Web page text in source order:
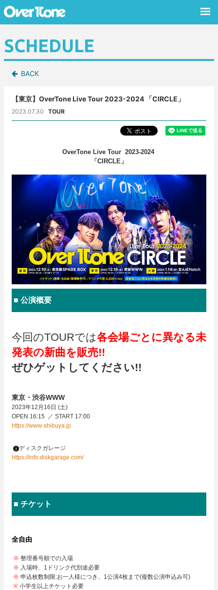
SCHEDULE
BACK
【東京】OverTone Live Tour 2023-2024 「CIRCLE」
2023.07.30 TOUR
OverTone Live Tour 2023-2024
「CIRCLE」​
■ 公演概要
今回のTOURでは各会場ごとに異なる未
発表の新曲を販売!!
ぜひゲットしてください!!
東京・渋谷WWW
2023年12月16日 (土)
OPEN 16:15 ／ START 17:00
https://www-shibuya.jp
ディスクガレージ
https://info.diskgarage.com/
■ チケット
全自由
※ 整理番号順での入場
※ 入場時、1ドリンク代別途必要
※ 申込枚数制限:お一人様につき、1公演4枚まで(複数公演申込み可)
※ 小学生以上チケット必要